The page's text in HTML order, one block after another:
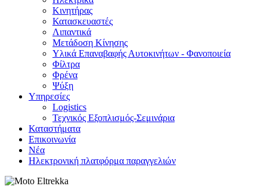
Κινητήρας
Κατασκευαστές
Λιπαντικά
Μετάδοση Κίνησης
Υλικά Επαναβαφής Αυτοκινήτων - Φανοποιεία
Φίλτρα
Φρένα
Ψύξη
Υπηρεσίες
Logistics
Τεχνικός Εξοπλισμός-Σεμινάρια
Καταστήματα
Επικοινωνία
Νέα
Ηλεκτρονική πλατφόρμα παραγγελιών